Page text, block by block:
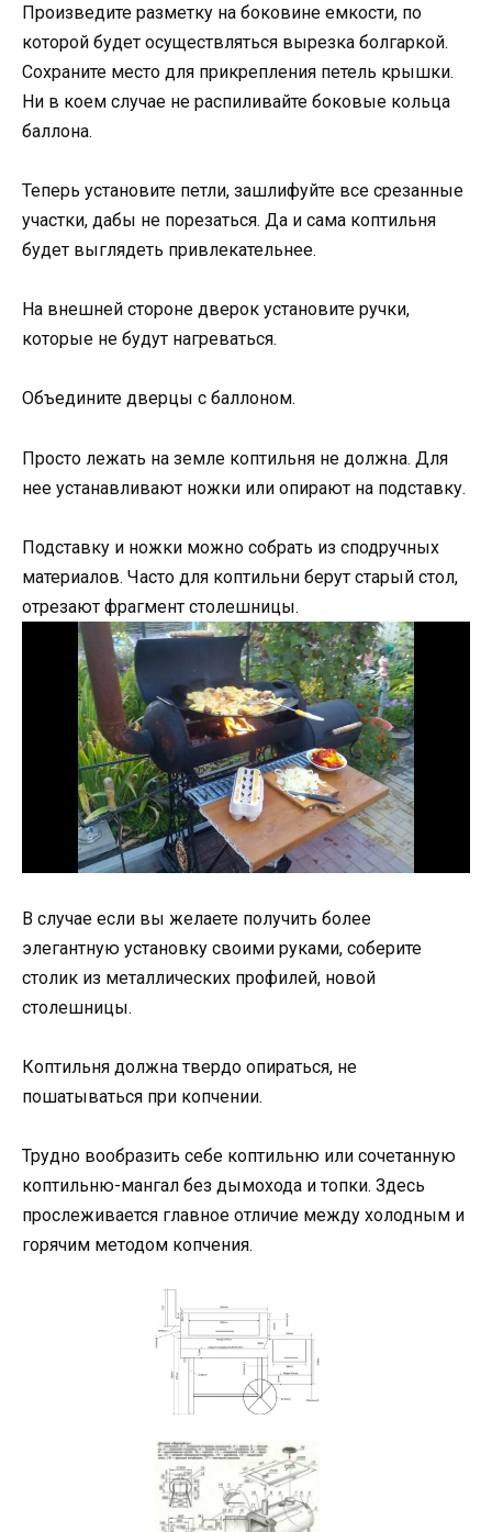
Произведите разметку на боковине емкости, по
которой будет осуществляться вырезка болгаркой.
Сохраните место для прикрепления петель крышки.
Ни в коем случае не распиливайте боковые кольца
баллона.
Теперь установите петли, зашлифуйте все срезанные
участки, дабы не порезаться. Да и сама коптильня
будет выглядеть привлекательнее.
На внешней стороне дверок установите ручки,
которые не будут нагреваться.
Объедините дверцы с баллоном.
Просто лежать на земле коптильня не должна. Для
нее устанавливают ножки или опирают на подставку.
Подставку и ножки можно собрать из сподручных
материалов. Часто для коптильни берут старый стол,
отрезают фрагмент столешницы.
В случае если вы желаете получить более
элегантную установку своими руками, соберите
столик из металлических профилей, новой
столешницы.
Коптильня должна твердо опираться, не
пошатываться при копчении.
Трудно вообразить себе коптильню или сочетанную
коптильню-мангал без дымохода и топки. Здесь
прослеживается главное отличие между холодным и
горячим методом копчения.